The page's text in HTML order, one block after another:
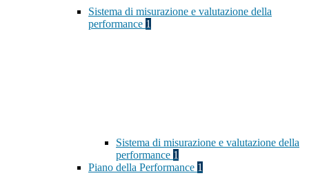
Sistema di misurazione e valutazione della
performance 1
Sistema di misurazione e valutazione della
performance 1
Piano della Performance 1